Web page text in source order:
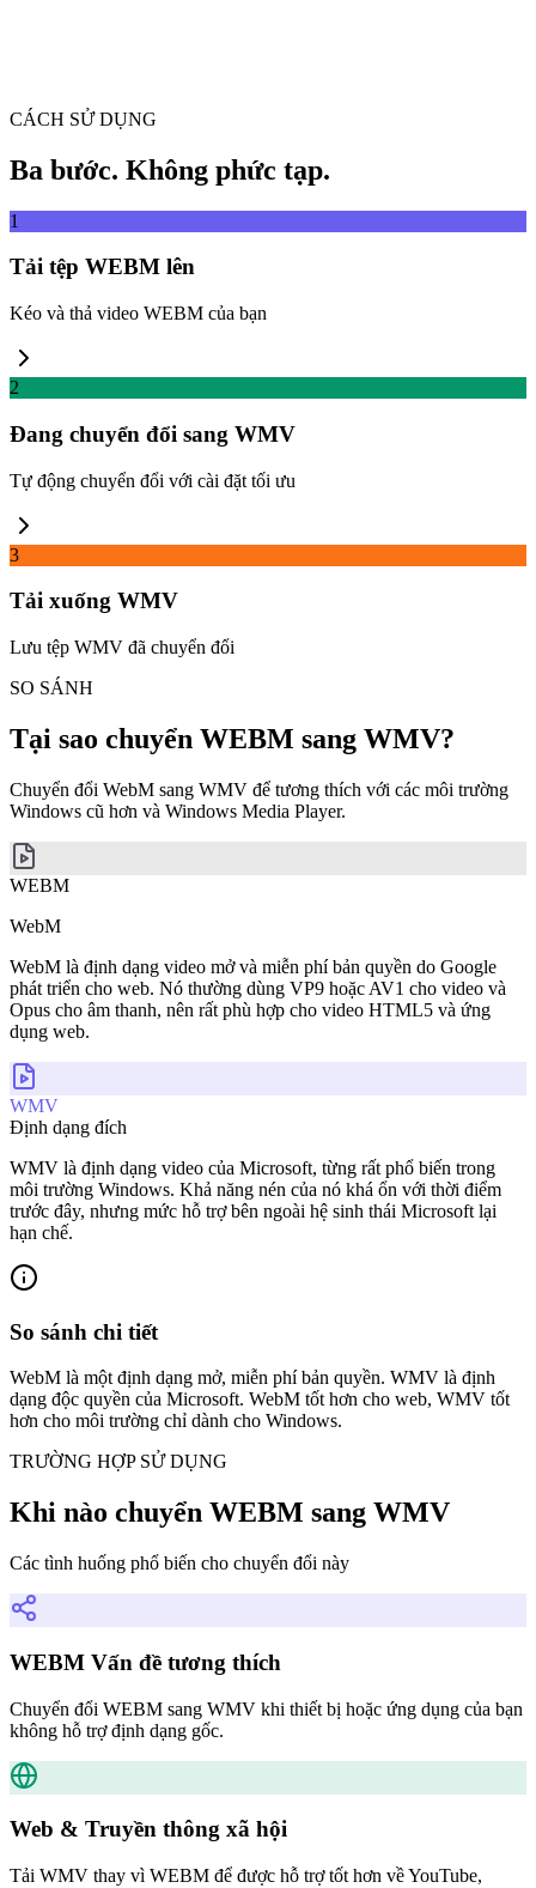
CÁCH SỬ DỤNG
Ba bước. Không phức tạp.
1
Tải tệp WEBM lên
Kéo và thả video WEBM của bạn
2
Đang chuyển đổi sang WMV
Tự động chuyển đổi với cài đặt tối ưu
3
Tải xuống WMV
Lưu tệp WMV đã chuyển đổi
SO SÁNH
Tại sao chuyển WEBM sang WMV?
Chuyển đổi WebM sang WMV để tương thích với các môi trường
Windows cũ hơn và Windows Media Player.
WEBM
WebM
WebM là định dạng video mở và miễn phí bản quyền do Google
phát triển cho web. Nó thường dùng VP9 hoặc AV1 cho video và
Opus cho âm thanh, nên rất phù hợp cho video HTML5 và ứng
dụng web.
WMV
Định dạng đích
WMV là định dạng video của Microsoft, từng rất phổ biến trong
môi trường Windows. Khả năng nén của nó khá ổn với thời điểm
trước đây, nhưng mức hỗ trợ bên ngoài hệ sinh thái Microsoft lại
hạn chế.
So sánh chi tiết
WebM là một định dạng mở, miễn phí bản quyền. WMV là định
dạng độc quyền của Microsoft. WebM tốt hơn cho web, WMV tốt
hơn cho môi trường chỉ dành cho Windows.
TRƯỜNG HỢP SỬ DỤNG
Khi nào chuyển WEBM sang WMV
Các tình huống phổ biến cho chuyển đổi này
WEBM Vấn đề tương thích
Chuyển đổi WEBM sang WMV khi thiết bị hoặc ứng dụng của bạn
không hỗ trợ định dạng gốc.
Web & Truyền thông xã hội
Tải WMV thay vì WEBM để được hỗ trợ tốt hơn về YouTube,